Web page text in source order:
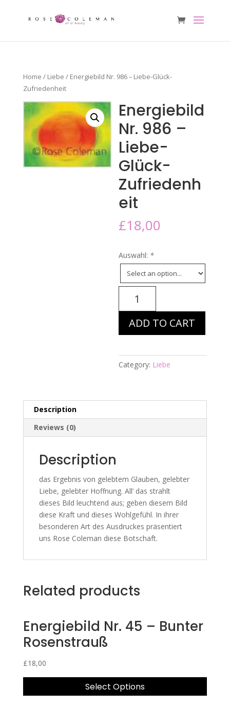
Home / Liebe / Energiebild Nr. 986 – Liebe-Glück-
Zufriedenheit
Energiebild
Nr. 986 –
Liebe-
Glück-
Zufriedenh
eit
£18,00
Auswahl: *
Zufriedenheit
ADD TO CART
Category: Liebe
Description
Reviews (0)
Description
das Ergebnis von gelebtem Glauben, gelebter
Liebe, gelebter Hoffnung. All’ das strahlt
dieses Bild leuchtend aus; geben diesem Bild
diese Kraft und dieses Wohlgefühl. In ihrer
besonderen Art des Ausdruckes präsentiert
uns Rose Coleman diese Botschaft.
Related products
Energiebild Nr. 45 – Bunter
Rosenstrauß
£18,00
Select Options